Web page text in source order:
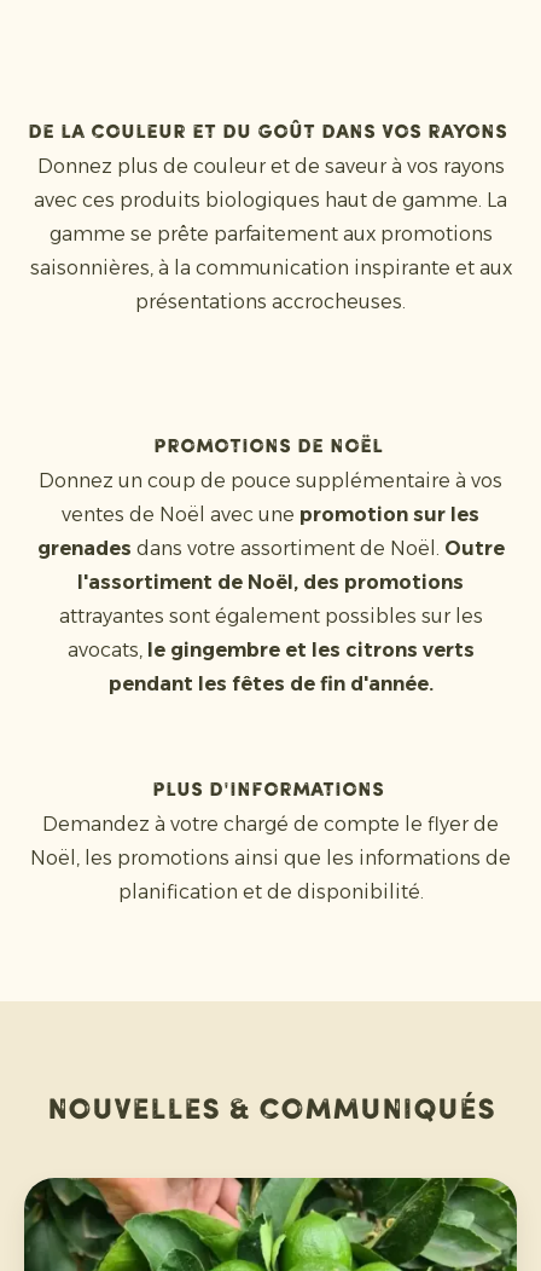
De la couleur et du goût dans vos rayons
Donnez plus de couleur et de saveur à vos rayons
avec ces produits biologiques haut de gamme. La
gamme se prête parfaitement aux promotions
saisonnières, à la communication inspirante et aux
présentations accrocheuses.
Promotions de Noël
Donnez un coup de pouce supplémentaire à vos
ventes de Noël avec une promotion sur les
grenades dans votre assortiment de Noël. Outre
l'assortiment de Noël, des promotions
attrayantes sont également possibles sur les
avocats, le gingembre et les citrons verts
pendant les fêtes de fin d'année.
Plus d'informations
Demandez à votre chargé de compte le flyer de
Noël, les promotions ainsi que les informations de
planification et de disponibilité.
Nouvelles & communiqués